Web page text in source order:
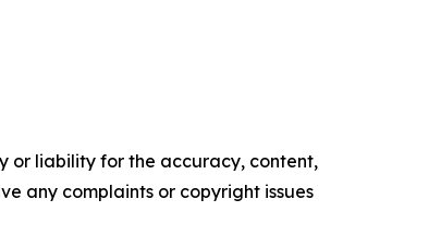
or liability for the accuracy, content,
any complaints or copyright issues